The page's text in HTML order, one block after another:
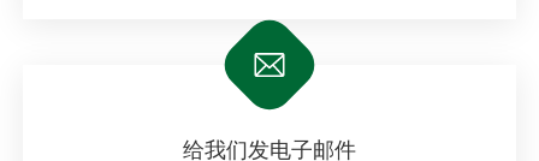
给我们发电子邮件